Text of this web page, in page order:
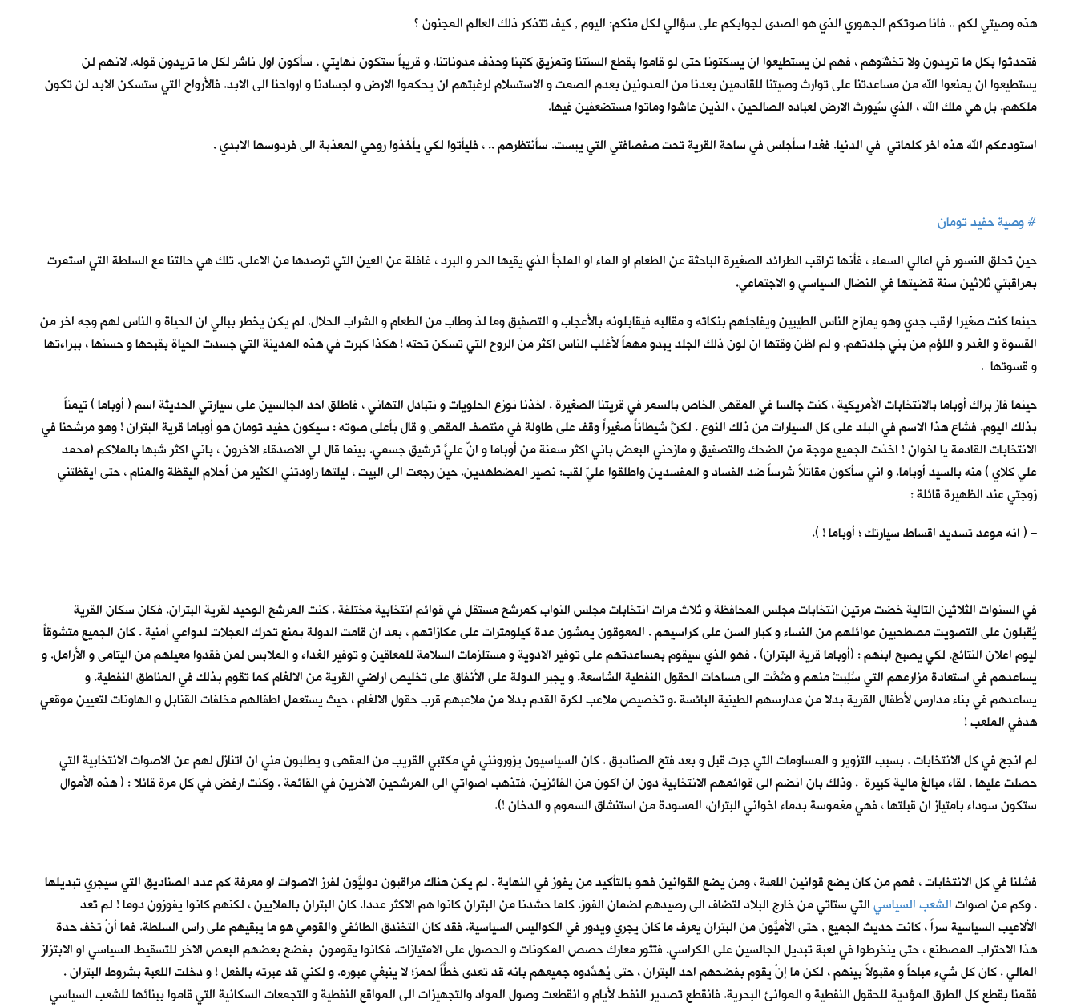
هذه وصيتي لكم .. فانا صوتكم الجهوري الذي هو الصدى لجوابكم على سؤالي لكلٍ منكم: اليوم , كيف تتذكر ذلك العالم المجنون ؟
فتحدثوا بكل ما تريدون ولا تخشَوهم ، فهم لن يستطيعوا ان يسكتونا حتى لو قاموا بقطع السنتنا وتمزيق كتبنا وحذف مدوناتنا. و قريباً ستكون نهايتي ، سأكون اول ناشر لكل ما تريدون قوله، لانهم لن
يستطيعوا ان يمنعوا الله من مساعدتنا على توارث وصيتنا للقادمين بعدنا من المدونين بعدم الصمت و الاستسلام لرغبتهم ان يحكموا الارض و اجسادنا و ارواحنا الى الابد. فالأرواح التي ستسكن الابد لن تكون
ملكهم. بل هي ملك الله ، الذي سُيورث الارض لعباده الصالحين ، الذين عاشوا وماتوا مستضعفين فيها.
استودعكم الله هذه اخر كلماتي في الدنيا. فغدا سأجلس في ساحة القرية تحت صفصافتي التي يبست. سأنتظرهم .. ، فليأتوا لكي يأخذوا روحي المعذبة الى فردوسها الابدي .
#وصية حفيد تومان
حين تحلق النسور في اعالي السماء ، فأنها تراقب الطرائد الصغيرة الباحثة عن الطعام او الماء او الملجأ الذي يقيها الحر و البرد ، غافلة عن العين التي ترصدها من الاعلى. تلك هي حالتنا مع السلطة التي استمرت
بمراقبتي ثلاثين سنة قضيتها في النضال السياسي و الاجتماعي.
حينما كنت صغيرا ارقب جدي وهو يمازح الناس الطيبين ويفاجئهم بنكاته و مقالبه فيقابلونه بالأعجاب و التصفيق وما لذ وطاب من الطعام و الشراب الحلال. لم يكن يخطر ببالي ان الحياة و الناس لهم وجه اخر من
القسوة و الغدر و اللؤم من بني جلدتهم. و لم اظن وقتها ان لون ذلك الجلد يبدو مهماً لأغلب الناس اكثر من الروح التي تسكن تحته ! هكذا كبرت في هذه المدينة التي جسدت الحياة بقبحها و حسنها ، ببراءتها
و قسوتها .
حينما فاز براك أوباما بالانتخابات الأمريكية ، كنت جالسا في المقهى الخاص بالسمر في قريتنا الصغيرة . اخذنا نوزع الحلويات و نتبادل التهاني ، فاطلق احد الجالسين على سيارتي الحديثة اسم ( أوباما ) تيمناً
بذلك اليوم. فشاع هذا الاسم في البلد على كل السيارات من ذلك النوع . لكنَّ شيطاناً صغيراً وقف على طاولة في منتصف المقهى و قال بأعلى صوته : سيكون حفيد تومان هو أوباما قرية البتران ! وهو مرشحنا في
الانتخابات القادمة يا اخوان ! اخذت الجميع موجة من الضحك والتصفيق و مازحني البعض باني اكثر سمنة من أوباما و انّ عليَّ ترشيق جسمي. بينما قال لي الاصدقاء الاخرون ، باني اكثر شبها بالملاكم (محمد
علي كلاي ) منه بالسيد أوباما. و اني سأكون مقاتلاً شرساً ضد الفساد و المفسدين واطلقوا عليّ لقب: نصير المضطهدين. حين رجعت الى البيت ، ليلتها راودتني الكثير من أحلام اليقظة والمنام ، حتى ايقظتني
زوجتي عند الظهيرة قائلة :
– ( انه موعد تسديد اقساط سيارتك ؛ أوباما ! ).
في السنوات الثلاثين التالية خضت مرتين انتخابات مجلس المحافظة و ثلاث مرات انتخابات مجلس النواب كمرشح مستقل في قوائم انتخابية مختلفة . كنت المرشح الوحيد لقرية البتران. فكان سكان القرية
يُقبلون على التصويت مصطحبين عوائلهم من النساء و كبار السن على كراسيهم . المعوقون يمشون عدة كيلومترات على عكازاتهم ، بعد ان قامت الدولة بمنع تحرك العجلات لدواعي أمنية . كان الجميع متشوقاً
ليوم اعلان النتائج، لكي يصبح ابنهم : (أوباما قرية البتران) . فهو الذي سيقوم بمساعدتهم على توفير الادوية و مستلزمات السلامة للمعاقين و توفير الغداء و الملابس لمن فقدوا معيلهم من اليتامى و الأرامل. و
يساعدهم في استعادة مزارعهم التي سُلِبتْ منهم و ضُمَّت الى مساحات الحقول النفطية الشاسعة. و يجبر الدولة على الأنفاق على تخليص اراضي القرية من الالغام كما تقوم بذلك في المناطق النفطية. و
يساعدهم في بناء مدارس لأطفال القرية بدلا من مدارسهم الطينية البائسة .و تخصيص ملاعب لكرة القدم بدلا من ملاعبهم قرب حقول الالغام ، حيث يستعمل اطفالهم مخلفات القنابل و الهاونات لتعيين موقعي
هدفي الملعب !
لم انجح في كل الانتخابات . بسبب التزوير و المساومات التي جرت قبل و بعد فتح الصناديق . كان السياسيون يزورونني في مكتبي القريب من المقهى و يطلبون مني ان اتنازل لهم عن الاصوات الانتخابية التي
حصلت عليها ، لقاء مبالغ مالية كبيرة . وذلك بان انضم الى قوائمهم الانتخابية دون ان اكون من الفائزين. فتذهب اصواتي الى المرشحين الاخرين في القائمة . وكنت ارفض في كل مرة قائلا : ( هذه الأموال
ستكون سوداء بامتياز ان قبلتها ، فهي مغموسة بدماء اخواني البتران، المسودة من استنشاق السموم و الدخان !).
فشلنا في كل الانتخابات ، فهم من كان يضع قوانين اللعبة ، ومن يضع القوانين فهو بالتأكيد من يفوز في النهاية . لم يكن هناك مراقبون دوليُّون لفرز الاصوات او معرفة كم عدد الصناديق التي سيجري تبديلها
. وكم من اصواتالشعب السياسيالتي ستاتي من خارج البلاد لتضاف الى رصيدهم لضمان الفوز. كلما حشدنا من البتران كانوا هم الاكثر عددا. كان البتران بالملايين ، لكنهم كانوا يفوزون دوما ! لم تعد
الألاعيب السياسية سراً ، كانت حديث الجميع , حتى الأميُّون من البتران يعرف ما كان يجري ويدور في الكواليس السياسية. فقد كان التخندق الطائفي والقومي هو ما يبقيهم على راس السلطة. فما أنْ تخف حدة
هذا الاحتراب المصطنع ، حتى ينخرطوا في لعبة تبديل الجالسين على الكراسي. فتثور معارك حصص المكونات و الحصول على الامتيازات. فكانوا يقومون بفضح بعضهم البعص الاخر للتسقيط السياسي او الابتزاز
المالي . كان كل شيء مباحاً و مقبولاً بينهم ، لكن ما إنْ يقوم بفضحهم احد البتران ، حتى يُهدِّدوه جميعهم بانه قد تعدى خطًّاً احمرَ؛ لا ينبغي عبوره. و لكني قد عبرته بالفعل ! و دخلت اللعبة بشروط البتران .
فقمنا بقطع كل الطرق المؤدية للحقول النفطية و الموانئ البحرية. فانقطع تصدير النفط لأيام و انقطعت وصول المواد والتجهيزات الى المواقع النفطية و التجمعات السكانية التي قاموا ببنائها للشعب السياسي